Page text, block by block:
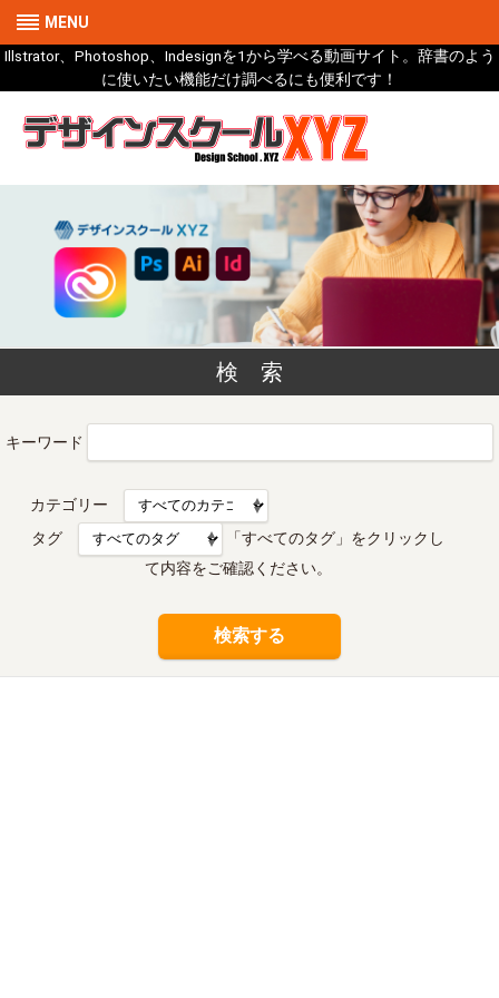
MENU
Illstrator、Photoshop、Indesignを1から学べる動画サイト。辞書のよう
に使いたい機能だけ調べるにも便利です！
検 索
キーワード
カテゴリー
タグ
「すべてのタグ」をクリックし
て内容をご確認ください。
検索する